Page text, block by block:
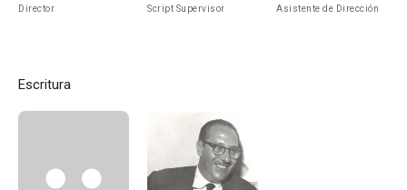
Director Script Supervisor Asistente de Dirección
Escritura